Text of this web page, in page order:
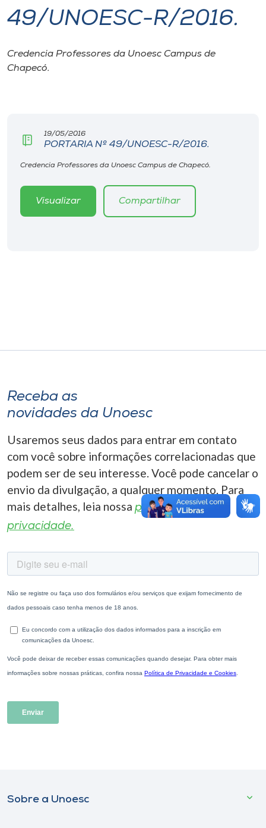
I.nova
Diplomados
CPA
Biblioteca
Editora
o idioma
A+
A-
49/UNOESC-R/2016.
Credencia Professores da Unoesc Campus de
Chapecó.
19/05/2016
PORTARIA Nº 49/UNOESC-R/2016.
Credencia Professores da Unoesc Campus de Chapecó.
Visualizar Compartilhar
Receba as
novidades da Unoesc
Usaremos seus dados para entrar em contato
com você sobre informações correlacionadas que
podem ser de seu interesse. Você pode cancelar o
envio da divulgação, a qualquer momento. Para
mais detalhes, leia nossa política de
privacidade.
Sobre a Unoesc